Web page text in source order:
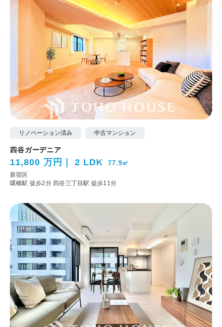
リノベーション済み 中古マンション
四谷ガーデニア
11,800 万円 2 LDK 77.9㎡
新宿区
曙橋駅 徒歩2分 四谷三丁目駅 徒歩11分